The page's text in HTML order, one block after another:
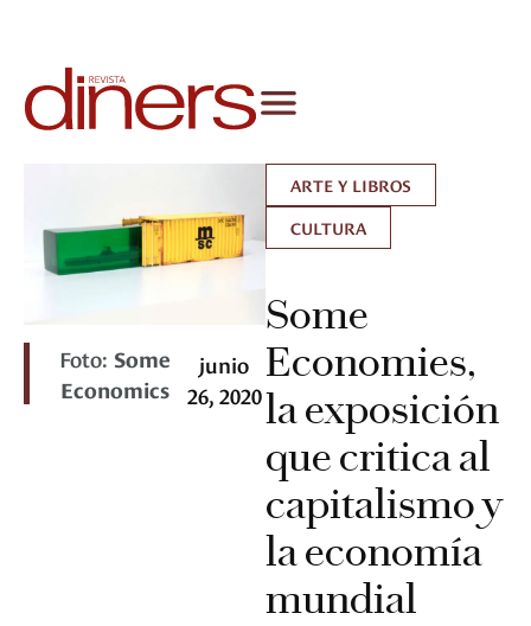
Foto: Some
Economics
junio
26, 2020
ARTE Y LIBROS
CULTURA
Some
Economies,
la exposición
que critica al
capitalismo y
la economía
mundial